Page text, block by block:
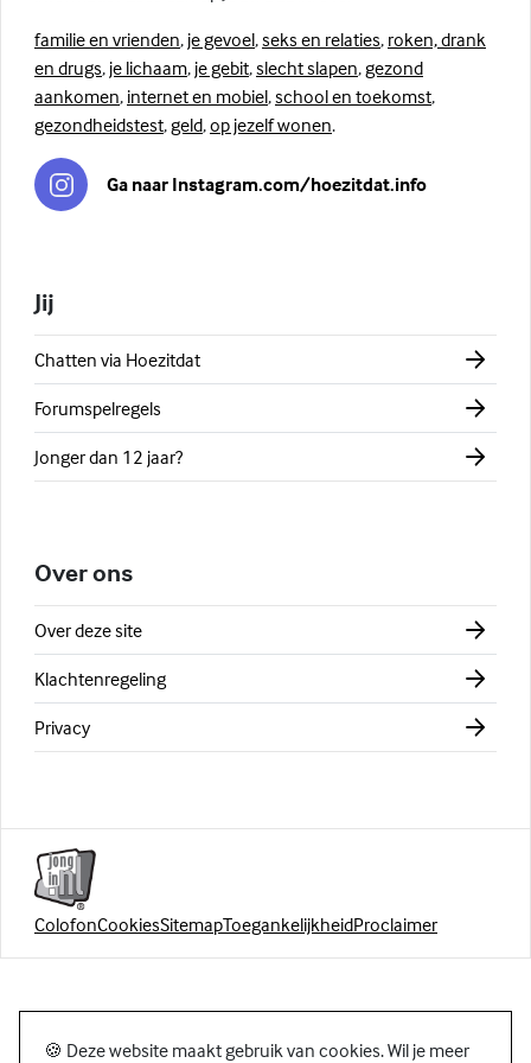
familie en vrienden, je gevoel,seks en relaties, roken, drank
en drugs, je lichaam, je gebit,slecht slapen, gezond
aankomen, internet en mobiel,school en toekomst,
gezondheidstest, geld,op jezelf wonen.
Ga naar Instagram.com/hoezitdat.info
Jij
Chatten via Hoezitdat
Forumspelregels
Jonger dan 12 jaar?
Over ons
Over deze site
Klachtenregeling
Privacy
ColofonCookiesSitemapToegankelijkheidProclaimer
🍪 Deze website maakt gebruik van cookies. Wil je meer